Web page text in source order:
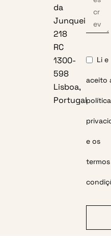
da
Junqueira
218
RC
1300-
598
Lisboa,
Portugal
Li e
aceito
e os